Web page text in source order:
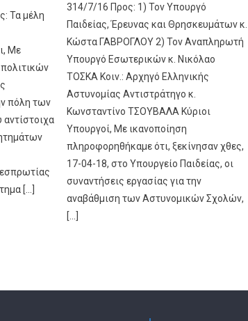
Τα μέλη
Με
πόλη των
αντίστοιχα
[…]
314/7/16 Προς: 1) Τον Υπουργό
Παιδείας, Έρευνας και Θρησκευμάτων κ.
Κώστα ΓΑΒΡΟΓΛΟΥ 2) Τον Αναπληρωτή
Υπουργό Εσωτερικών κ. Νικόλαο
ΤΟΣΚΑ Κοιν.: Αρχηγό Ελληνικής
Αστυνομίας Αντιστράτηγο κ.
Κωνσταντίνο ΤΣΟΥΒΑΛΑ Κύριοι
Υπουργοί, Με ικανοποίηση
πληροφορηθήκαμε ότι, ξεκίνησαν χθες,
17-04-18, στο Υπουργείο Παιδείας, οι
συναντήσεις εργασίας για την
αναβάθμιση των Αστυνομικών Σχολών,
[...]